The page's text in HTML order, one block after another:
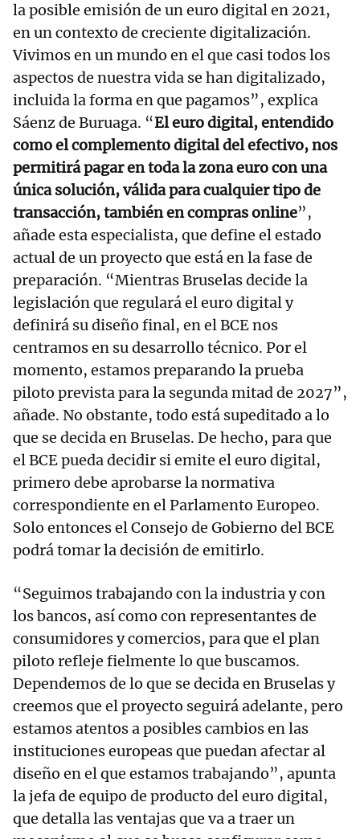
la posible emisión de un euro digital en 2021,
en un contexto de creciente digitalización.
Vivimos en un mundo en el que casi todos los
aspectos de nuestra vida se han digitalizado,
incluida la forma en que pagamos”, explica
Sáenz de Buruaga. “El euro digital, entendido
como el complemento digital del efectivo, nos
permitirá pagar en toda la zona euro con una
única solución, válida para cualquier tipo de
transacción, también en compras online”,
añade esta especialista, que define el estado
actual de un proyecto que está en la fase de
preparación. “Mientras Bruselas decide la
legislación que regulará el euro digital y
definirá su diseño final, en el BCE nos
centramos en su desarrollo técnico. Por el
momento, estamos preparando la prueba
piloto prevista para la segunda mitad de 2027”,
añade. No obstante, todo está supeditado a lo
que se decida en Bruselas. De hecho, para que
el BCE pueda decidir si emite el euro digital,
primero debe aprobarse la normativa
correspondiente en el Parlamento Europeo.
Solo entonces el Consejo de Gobierno del BCE
podrá tomar la decisión de emitirlo.
“Seguimos trabajando con la industria y con
los bancos, así como con representantes de
consumidores y comercios, para que el plan
piloto refleje fielmente lo que buscamos.
Dependemos de lo que se decida en Bruselas y
creemos que el proyecto seguirá adelante, pero
estamos atentos a posibles cambios en las
instituciones europeas que puedan afectar al
diseño en el que estamos trabajando”, apunta
la jefa de equipo de producto del euro digital,
que detalla las ventajas que va a traer un